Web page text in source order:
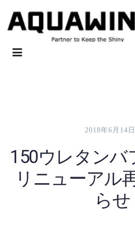
2018年6月14日
150ウレタンバ
リニューアル
らせ